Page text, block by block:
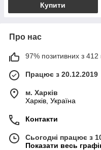
Купити
Про нас
97% позитивних з 412
Працює з 20.12.2019
м. Харків
Харків, Україна
Контакти
Сьогодні працює з
Показати весь